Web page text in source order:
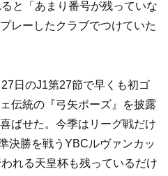
と「あまり番号が残っていな
レーしたクラブでつけていた
日のJ1第27節で早くも初ゴ
伝統の『弓矢ポーズ』を披露
ばせた。今季はリーグ戦だけ
決勝を戦うYBCルヴァンカッ
れる天皇杯も残っているだけ